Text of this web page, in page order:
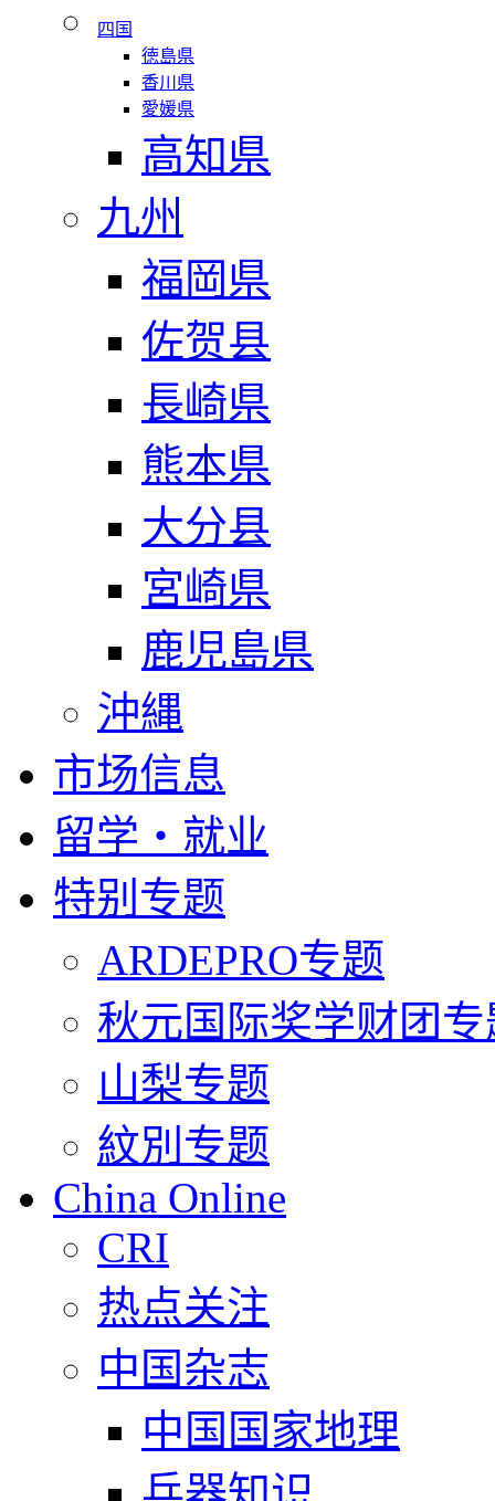
四国
徳島県
香川県
愛媛県
高知県
九州
福岡県
佐贺县
長崎県
熊本県
大分县
宮崎県
鹿児島県
沖縄
市场信息
留学・就业
特别专题
ARDEPRO专题
秋元国际奖学财团专
山梨专题
紋別专题
China Online
CRI
热点关注
中国杂志
中国国家地理